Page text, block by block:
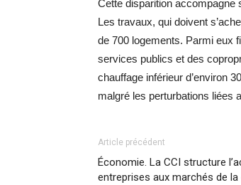
Cette disparition accompagne
Les travaux, qui doivent
de 700 logements. Parmi eux
services publics et des
chauffage inférieur d’environ
malgré les perturbations liées
Article précédent
Économie. La CCI structure
entreprises aux marchés de